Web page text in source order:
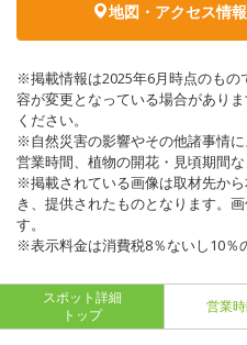
地図・アクセス情
※掲載情報は2025年6月時点のもの
容が変更となっている場合があり
ください。
※自然災害の影響やその他諸事情
営業時間、植物の開花・見頃期間
※掲載されている画像は取材先か
き、提供されたものとなります。
す。
※表示料金は消費税8％ないし10％
スポット詳細
トップ
営業